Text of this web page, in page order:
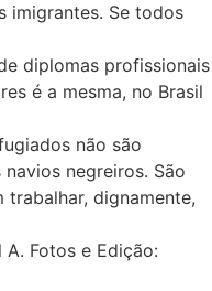
imigrantes. Se todos
diplomas profissionais
é a mesma, no Brasil
não são
negreiros. São
trabalhar, dignamente,
A. Fotos e Edição: